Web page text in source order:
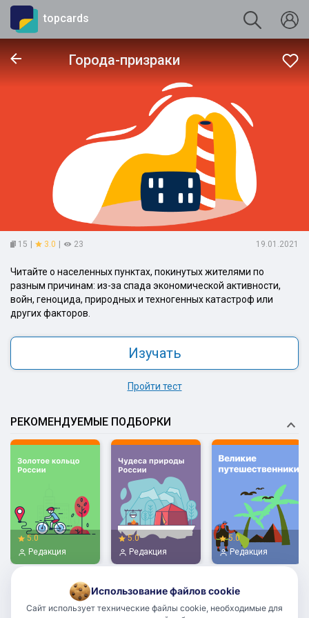
topcards
Города-призраки
15 3.0 23 19.01.2021
Читайте о населенных пунктах, покинутых жителями по
разным причинам: из-за спада экономической активности,
войн, геноцида, природных и техногенных катастроф или
других факторов.
Изучать
Пройти тест
РЕКОМЕНДУЕМЫЕ ПОДБОРКИ
5.0
Редакция
5.0
Редакция
5.0
Редакция
Использование файлов cookie
Сайт использует технические файлы cookie, необходимые для